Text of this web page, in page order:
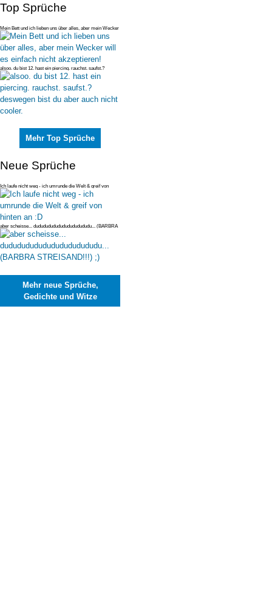
Top Sprüche
Mein Bett und ich lieben uns über alles, aber mein Wecker
will es einfac
alsoo. du bist 12. hast ein piercing. rauchst. saufst.?
deswegen bist du
Mehr Top Sprüche
Neue Sprüche
Ich laufe nicht weg - ich umrunde die Welt & greif von
hinten an :D
aber scheisse... dudududududududududududu... (BARBRA
STREISAND!!!) ;)
Mehr neue Sprüche,
Gedichte und Witze